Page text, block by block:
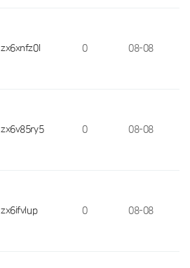
zx6xnfz0l 0 08-08
zx6v85ry5 0 08-08
zx6ifvlup 0 08-08